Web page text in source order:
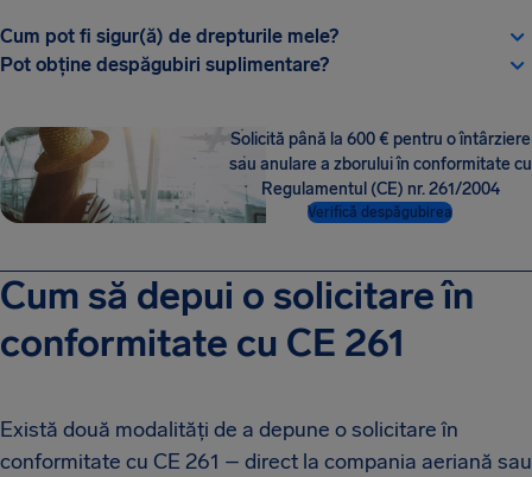
Cum pot fi sigur(ă) de drepturile mele?
Pot obține despăgubiri suplimentare?
Solicită până la 600 € pentru o întârziere
sau anulare a zborului în conformitate cu
Regulamentul (CE) nr. 261/2004
Verifică despăgubirea
Cum să depui o solicitare în
conformitate cu CE 261
Există două modalități de a depune o solicitare în
conformitate cu CE 261 – direct la compania aeriană sau